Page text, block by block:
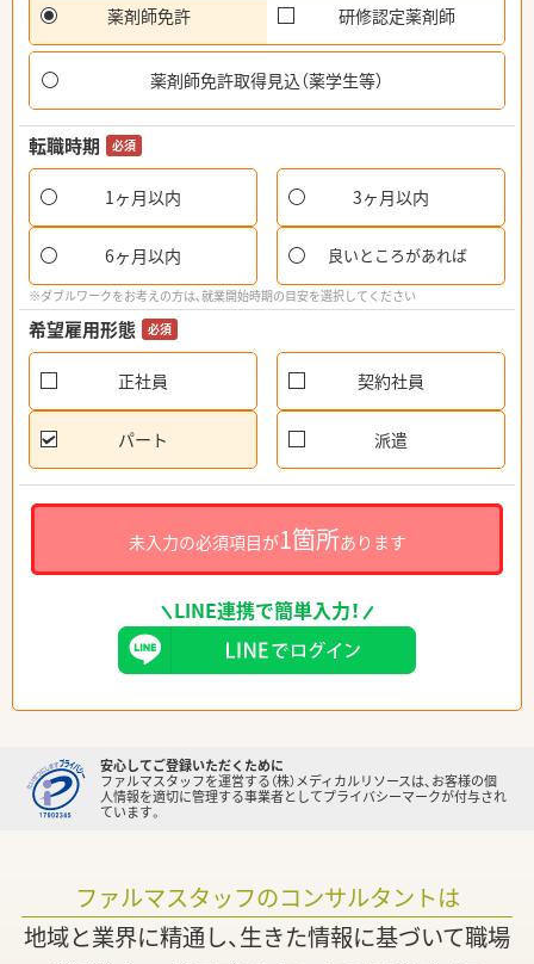
薬剤師免許 研修認定薬剤師
薬剤師免許取得見込（薬学生等）
転職時期 必須
1ヶ月以内 3ヶ月以内
6ヶ月以内 良いところがあれば
※ダブルワークをお考えの方は、就業開始時期の目安を選択してください
希望雇用形態 必須
正社員 契約社員
パート 派遣
未入力の必須項目が1箇所あります
LINE連携で簡単入力！
安心してご登録いただくために
ファルマスタッフを運営する（株）メディカルリソースは、お客様の個
人情報を適切に管理する事業者としてプライバシーマークが付与され
ています。
ファルマスタッフのコンサルタントは
地域と業界に精通し、生きた情報に基づいて職場